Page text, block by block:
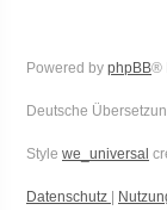
Powered by phpBB®
Deutsche
Style we_universal
Datenschutz